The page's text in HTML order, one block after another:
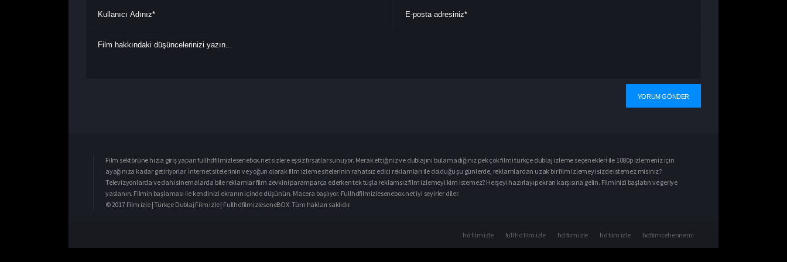
Film sektörüne hızla giriş yapan fullhdfilmizlesenebox.net sizlere eşsiz fırsatlar sunuyor. Merak ettiğiniz ve dublajını bulamadığınız pek çok filmitürkçe dublaj izleme seçenekleri ile 1080p izlemeniz için
ayağınıza kadar getiriyorlar. İnternet sitelerinin ve yoğun olarakfilm izleme sitelerinin rahatsız edici reklamları ile dolduğu şu günlerde, reklamlardan uzak bir film izlemeyi sizde istemez misiniz?
Televizyonlarda ve dahi sinemalarda bile reklamlar film zevkini paramparça ederken tek tuşla reklamsız film izlemeyi kim istemez? Herşeyi hazırlayıp ekran karşısına gelin. Filminizi başlatın ve geriye
yaslanın. Filmin başlaması ile kendinizi ekranın içinde düşünün. Macera başlıyor. Fullhdfilmizlesenebox.net iyi seyirler diler.
© 2017 Film izle | Türkçe Dublaj Film izle | FullhdfilmizleseneBOX. Tüm hakları saklıdır.
hd film izle full hd film izle hd film izle hd film izle hdfilmcehennemi